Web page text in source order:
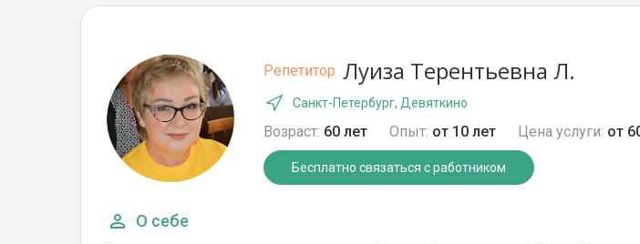
Репетитор Луиза Терентьевна Л.
Санкт-Петербург, Девяткино
Возраст: 60 лет Опыт: от 10 лет Цена услуги: от
Бесплатно связаться с работником
О себе